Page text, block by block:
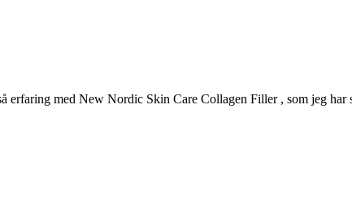
erfaring med New Nordic Skin Care Collagen Filler , som jeg